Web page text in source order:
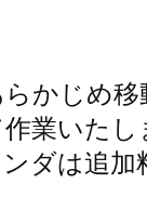
かじめ
業いたし
ダは追